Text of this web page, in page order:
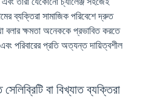
ব্যক্তিরা সামাজিক পরিবেশে দ্রুত
বলার ক্ষমতা অনেককে প্রভাবিত করতে
পরিবারের প্রতি অত্যন্ত দায়িত্বশীল
বা বিখ্যাত ব্যক্তিরা